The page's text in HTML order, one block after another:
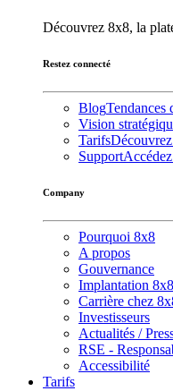
Découvrez 8x8, la
Restez connecté
BlogTendances
Vision
Tarifs
Support
Company
Pourquoi 8x8
A propos
Gouvernance
Implantation 8x8
Carrière chez
Investisseurs
Actualités /
RSE -
Accessibilité
Tarifs